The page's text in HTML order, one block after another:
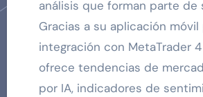
análisis que forman parte de
Gracias a su aplicación
integración con MetaTrader 4
ofrece tendencias de
por IA, indicadores de